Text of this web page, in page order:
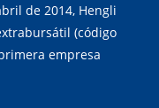
de 2014, Hengli
(código
empresa